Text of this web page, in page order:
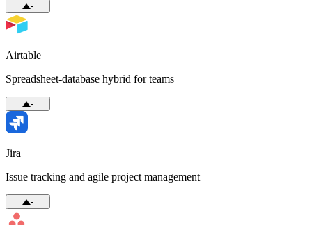
-
Airtable
Spreadsheet-database hybrid for teams
-
Jira
Issue tracking and agile project management
-